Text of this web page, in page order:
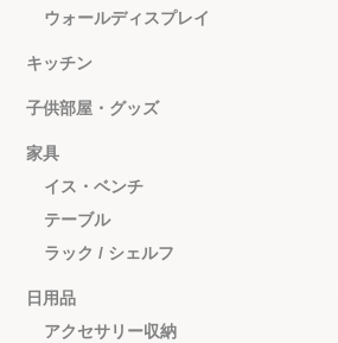
ウォールディスプレイ
キッチン
子供部屋・グッズ
家具
イス・ベンチ
テーブル
ラック / シェルフ
日用品
アクセサリー収納